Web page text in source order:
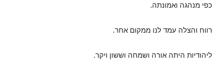
כפי מנהגה ואמונתה.
רווח והצלה עמד לנו ממקום אחר.
ליהודיות היתה אורה ושמחה וששון ויקר.